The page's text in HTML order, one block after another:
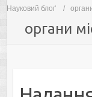
Науковий блоґ
органи